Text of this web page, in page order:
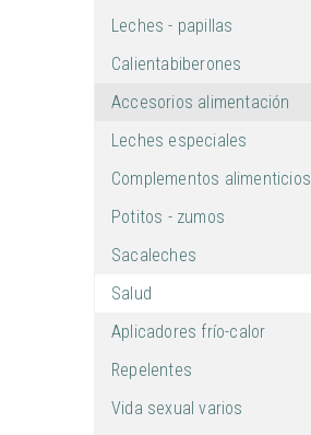
Leches - papillas
Calientabiberones
Accesorios alimentación
Leches especiales
Complementos alimenticios
Potitos - zumos
Sacaleches
Salud
Aplicadores frío-calor
Repelentes
Vida sexual varios